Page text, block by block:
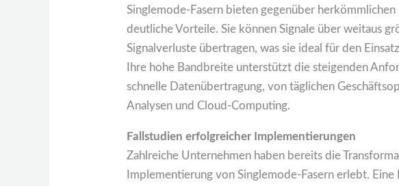
Singlemode-Fasern bieten gegenüber
deutliche Vorteile. Sie können Signale über weitaus
Signalverluste übertragen, was sie ideal für den
Ihre hohe Bandbreite unterstützt die steigenden
schnelle Datenübertragung, von täglichen
Analysen und Cloud-Computing.
Fallstudien erfolgreicher Implementierungen
Zahlreiche Unternehmen haben bereits die
Implementierung von Singlemode-Fasern erlebt.